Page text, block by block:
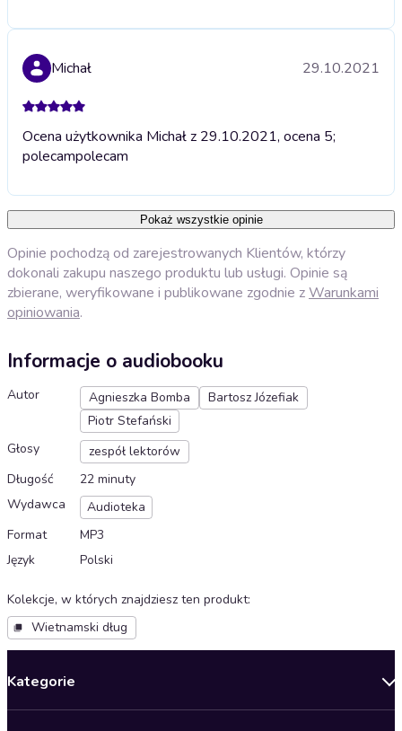
Michał 29.10.2021
Ocena użytkownika Michał z 29.10.2021, ocena 5;
polecampolecam
Pokaż wszystkie opinie
Opinie pochodzą od zarejestrowanych Klientów, którzy
dokonali zakupu naszego produktu lub usługi. Opinie są
zbierane, weryfikowane i publikowane zgodnie zWarunkami
opiniowania.
Informacje o audiobooku
Autor Agnieszka Bomba
Bartosz Józefiak
Piotr Stefański
Głosy
zespół lektorów
Długość
22 minuty
Wydawca
Audioteka
Format
MP3
Język
Polski
Kolekcje, w których znajdziesz ten produkt:
Wietnamski dług
Kategorie